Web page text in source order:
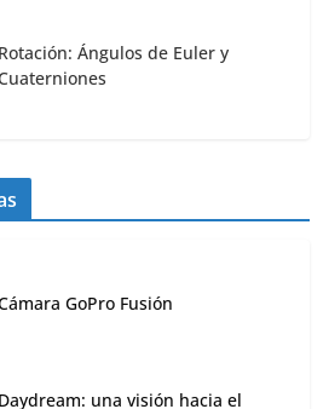
Rotación: Ángulos de Euler y
GoPro Fusión
Daydream: una visión hacia el